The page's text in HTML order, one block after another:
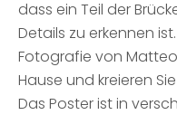
dass ein Teil der
Details zu erkennen
Fotografie von
Hause und kreieren
Das Poster ist in